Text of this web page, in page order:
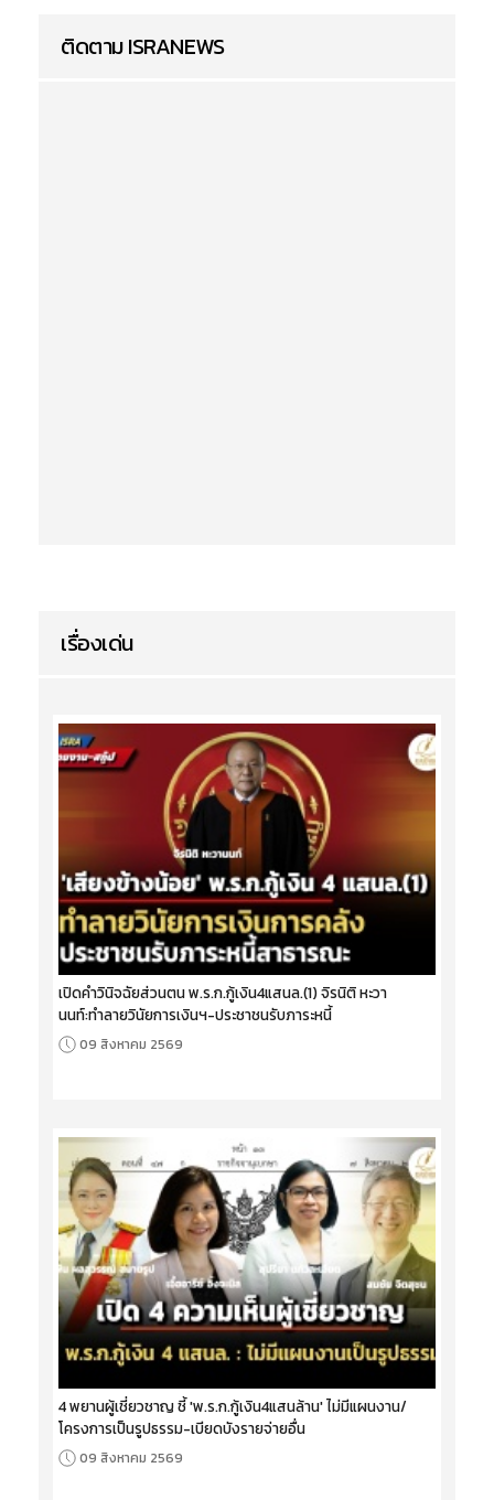
ติดตาม ISRANEWS
เรื่องเด่น
เปิดคำวินิจฉัยส่วนตน พ.ร.ก.กู้เงิน4แสนล.(1) จิรนิติ หะวา
นนท์:ทำลายวินัยการเงินฯ-ประชาชนรับภาระหนี้
09 สิงหาคม 2569
4 พยานผู้เชี่ยวชาญ ชี้ 'พ.ร.ก.กู้เงิน4แสนล้าน' ไม่มีแผนงาน/
โครงการเป็นรูปธรรม-เบียดบังรายจ่ายอื่น
09 สิงหาคม 2569